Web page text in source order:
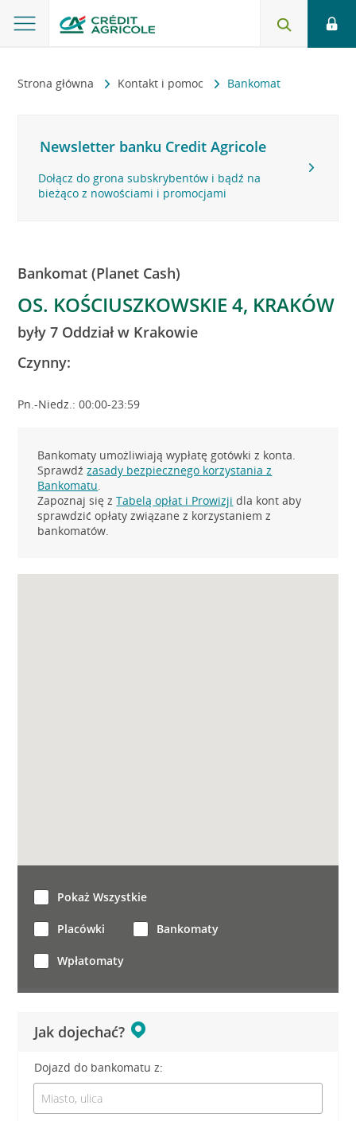
Strona główna Kontakt i pomoc Bankomat
Newsletter banku Credit Agricole
Dołącz do grona subskrybentów i bądź na
bieżąco z nowościami i promocjami
Bankomat (Planet Cash)
OS. KOŚCIUSZKOWSKIE 4, KRAKÓW
były 7 Oddział w Krakowie
Czynny:
Pn.-Niedz.: 00:00-23:59
Bankomaty umożliwiają wypłatę gotówki z konta.
Sprawdźzasady bezpiecznego korzystania z
Bankomatu.
Zapoznaj się zTabelą opłat i Prowizji dla kont aby
sprawdzić opłaty związane z korzystaniem z
bankomatów.
Jak dojechać?
Dojazd do bankomatu z:
Pokaż Wszystkie
Placówki Bankomaty
Wpłatomaty